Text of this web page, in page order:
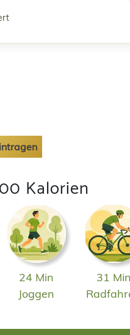
Kalorien
24 Min
Joggen
31 Min